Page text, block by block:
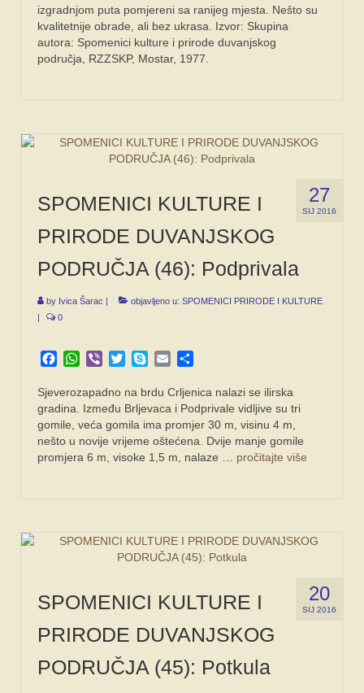
izgradnjom puta pomjereni sa ranijeg mjesta. Nešto su
kvalitetnije obrade, ali bez ukrasa. Izvor: Skupina
autora: Spomenici kulture i prirode duvanjskog
područja, RZZSKP, Mostar, 1977.
27
SIJ 2016
SPOMENICI KULTURE I
PRIRODE DUVANJSKOG
PODRUČJA (46): Podprivala
by Ivica Šarac | objavljeno u: SPOMENICI PRIRODE I KULTURE
|
0
Facebook
WhatsApp
Viber TwitterSkypeEmail
Sjeverozapadno na brdu Crljenica nalazi se ilirska
gradina. Između Brljevaca i Podprivale vidljive su tri
gomile, veća gomila ima promjer 30 m, visinu 4 m,
nešto u novije vrijeme oštećena. Dvije manje gomile
promjera 6 m, visoke 1,5 m, nalaze … pročitajte više
20
SIJ 2016
SPOMENICI KULTURE I
PRIRODE DUVANJSKOG
PODRUČJA (45): Potkula